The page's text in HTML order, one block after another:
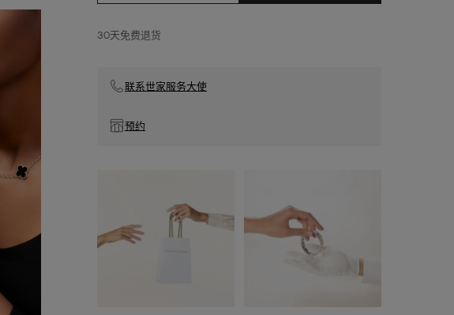
30天免费退货
联系世家服务大使
预约